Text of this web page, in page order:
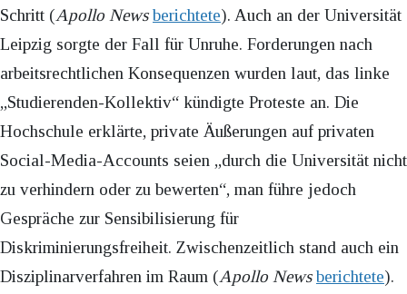
Schritt (Apollo News berichtete). Auch an der Universität
Leipzig sorgte der Fall für Unruhe. Forderungen nach
arbeitsrechtlichen Konsequenzen wurden laut, das linke
„Studierenden-Kollektiv“ kündigte Proteste an. Die
Hochschule erklärte, private Äußerungen auf privaten
Social-Media-Accounts seien „durch die Universität nicht
zu verhindern oder zu bewerten“, man führe jedoch
Gespräche zur Sensibilisierung für
Diskriminierungsfreiheit. Zwischenzeitlich stand auch ein
Disziplinarverfahren im Raum (Apollo News berichtete).